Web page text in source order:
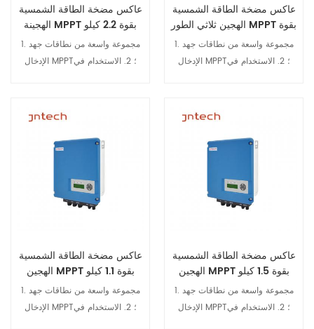
عاكس مضخة الطاقة الشمسية
الهجينة MPPT بقوة 2.2 كيلو
وات مع وظيفة GPRS ضمان
لمدة عامين
1. مجموعة واسعة من نطاقات جهد
الإدخال MPPT؛ 2. الاستخدام في
3. وظائف الاتصال RS485 وGPRS،
والإيقاف من خلال الهاتف المحمول
عرض التفاصيل
عاكس مضخة الطاقة الشمسية
الهجين ثلاثي الطور MPPT بقوة
2.2 كيلو وات مع وظيفة GPRS
1. مجموعة واسعة من نطاقات جهد
الإدخال MPPT؛ 2. الاستخدام في
3. وظائف الاتصال RS485 وGPRS،
والإيقاف من خلال الهاتف المحمول
عرض التفاصيل
عاكس مضخة الطاقة الشمسية
الهجين MPPT بقوة 1.1 كيلو
وات مع مقاومة للماء IP65
1. مجموعة واسعة من نطاقات جهد
الإدخال MPPT؛ 2. الاستخدام في
عاكس مضخة الطاقة الشمسية
الهجين MPPT بقوة 1.5 كيلو
وات مع وظيفة GPRS
1. مجموعة واسعة من نطاقات جهد
الإدخال MPPT؛ 2. الاستخدام في